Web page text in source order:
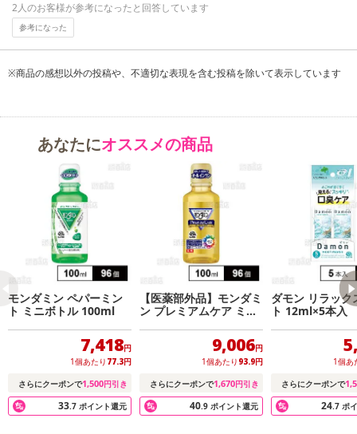
※送料はお試し費用に含まれております。
※d払い、PayPay、au PAY、au PAY(auかんたん決済)、ソフトバン
クまとめて支払い、楽天ペイ、メルペイ、AEON Pay、Amazon Pa
yでお支払いの場合、決済のため外部サイトへ遷移します。
発送日カレンダー
その他共通および商品カテゴリー別注意事項（※必ずご確認くだ
さい）
2人のお客様が参考になったと回答しています
参考になった
※商品の感想以外の投稿や、不適切な表現を含む投稿を除いて表示しています
あなたにオススメの商品
モンダミン ペパーミン
ト ミニボトル 100ml
7,418円
1個あたり 77.3円
さらにクーポンで1,500円引き
33.7 ポイント還元
【医薬部外品】モンダミ
ン プレミアムケア ミニ
9,006円
1個あたり 93.9円
さらにクーポンで1,670円引き
40.9 ポイント還元
ダモン リラック
ト 12ml×5本入
1個あ
さらにクーポンで
24.7 ポ